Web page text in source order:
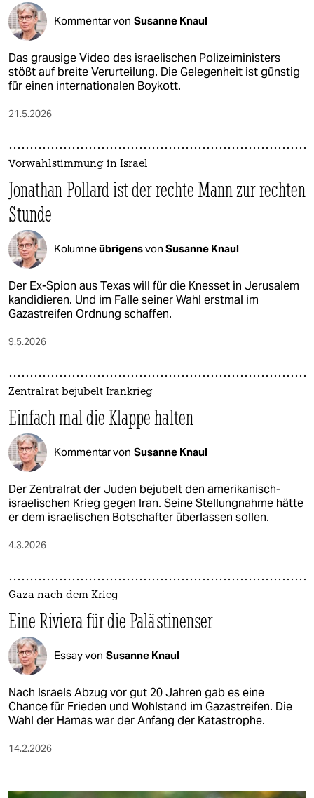
Kommentar von Susanne Knaul
Das grausige Video des israelischen Polizeiministers
stößt auf breite Verurteilung. Die Gelegenheit ist günstig
für einen internationalen Boykott.
21.5.2026
Vorwahlstimmung in Israel
Jonathan Pollard ist der rechte Mann zur rechten
Stunde
Kolumneübrigensvon Susanne Knaul
Der Ex-Spion aus Texas will für die Knesset in Jerusalem
kandidieren. Und im Falle seiner Wahl erstmal im
Gazastreifen Ordnung schaffen.
9.5.2026
Zentralrat bejubelt Irankrieg
Einfach mal die Klappe halten
Kommentar von Susanne Knaul
Der Zentralrat der Juden bejubelt den amerikanisch-
israelischen Krieg gegen Iran. Seine Stellungnahme hätte
er dem israelischen Botschafter überlassen sollen.
4.3.2026
Gaza nach dem Krieg
Eine Riviera für die Palästinenser
Essay von Susanne Knaul
Nach Israels Abzug vor gut 20 Jahren gab es eine
Chance für Frieden und Wohlstand im Gazastreifen. Die
Wahl der Hamas war der Anfang der Katastrophe.
14.2.2026